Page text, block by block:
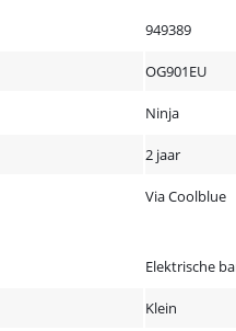
949389
OG901EU
Ninja
2 jaar
Via Coolblue
Elektrische
Klein